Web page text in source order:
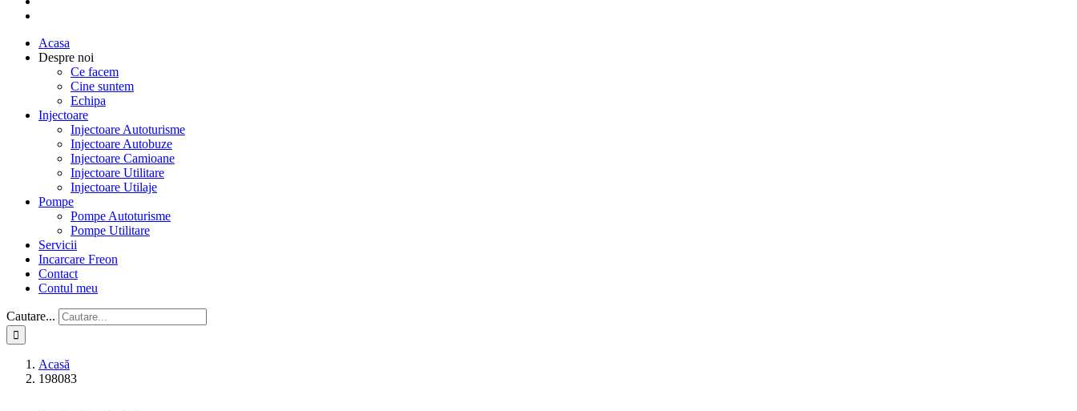
Acasa
Despre noi
Ce facem
Cine suntem
Echipa
Injectoare
Injectoare Autoturisme
Injectoare Autobuze
Injectoare Camioane
Injectoare Utilitare
Injectoare Utilaje
Pompe
Pompe Autoturisme
Pompe Utilitare
Servicii
Incarcare Freon
Contact
Contul meu
Cautare...
Acasă
198083